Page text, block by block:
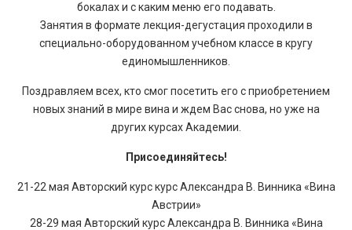
бокалах и с каким меню его подавать.
Занятия в формате лекция-дегустация проходили в
специально-оборудованном учебном классе в кругу
единомышленников.
Поздравляем всех, кто смог посетить его с приобретением
новых знаний в мире вина и ждем Вас снова, но уже на
других курсах Академии.
Присоединяйтесь!
21-22 мая Авторский курс курс Александра В. Винника «Вина
Австрии»
28-29 мая Авторский курс Александра В. Винника «Вина